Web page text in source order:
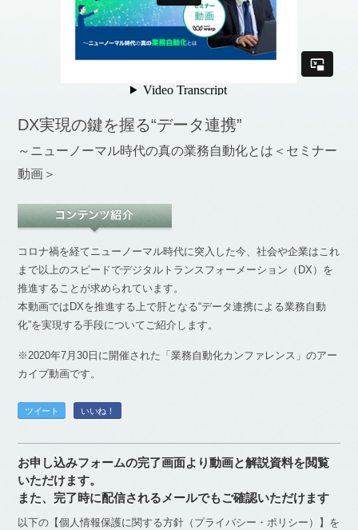
DX実現の鍵を握る“データ連携”
～ニューノーマル時代の真の業務自動化とは＜セミナー
動画＞
コロナ禍を経てニューノーマル時代に突入した今、社会や企業はこれ
まで以上のスピードでデジタルトランスフォーメーション（DX）を
推進することが求められています。
本動画ではDXを推進する上で肝となる“データ連携による業務自動
化”を実現する手段についてご紹介します。
※2020年7月30日に開催された「業務自動化カンファレンス」のアー
カイブ動画です。
ツイート いいね！
お申し込みフォームの完了画面より動画と解説資料を閲覧
いただけます。
また、完了時に配信されるメールでもご確認いただけます
以下の【個人情報保護に関する方針（プライバシー・ポリシー）】を